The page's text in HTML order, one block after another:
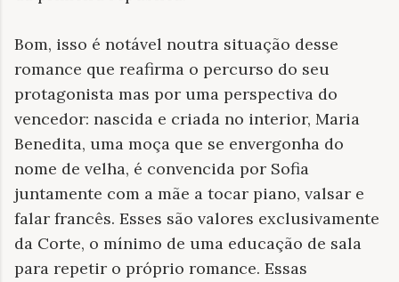
Bom, isso é notável noutra situação desse
romance que reafirma o percurso do seu
protagonista mas por uma perspectiva do
vencedor: nascida e criada no interior, Maria
Benedita, uma moça que se envergonha do
nome de velha, é convencida por Sofia
juntamente com a mãe a tocar piano, valsar e
falar francês. Esses são valores exclusivamente
da Corte, o mínimo de uma educação de sala
para repetir o próprio romance. Essas